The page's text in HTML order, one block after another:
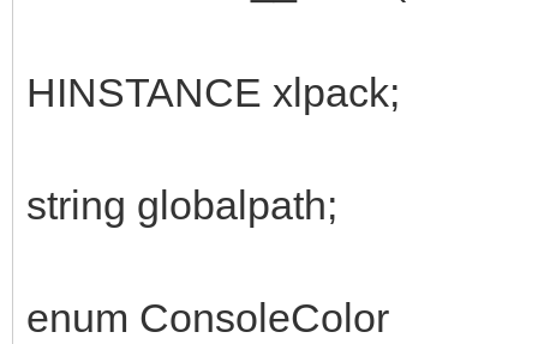
HINSTANCE xlpack;
string globalpath;
enum ConsoleColor